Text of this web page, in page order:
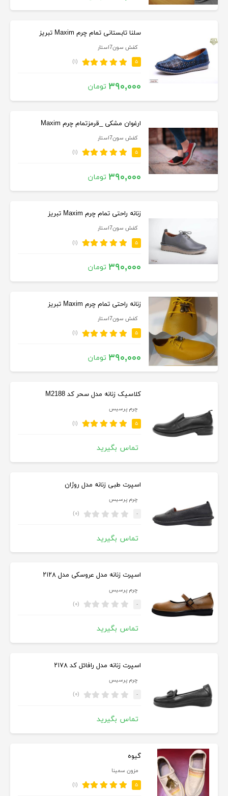
سلنا تابستانی تمام چرم Maxim تبریز
کفش سون7استار
۵ (۱)
۳۹۰,۰۰۰ تومان
ارغوان مشکی _قرمزتمام چرم Maxim
کفش سون7استار
۵ (۱)
۳۹۰,۰۰۰ تومان
زنانه راحتی تمام چرم Maxim تبریز
کفش سون7استار
۵ (۱)
۳۹۰,۰۰۰ تومان
زنانه راحتی تمام چرم Maxim تبریز
کفش سون7استار
۵ (۱)
۳۹۰,۰۰۰ تومان
کلاسیک زنانه مدل سحر کد M2188
چرم پرسیس
۵ (۱)
تماس بگیرید
اسپرت طبی زنانه مدل روژان
چرم پرسیس
- (۰)
تماس بگیرید
اسپرت زنانه مدل عروسکی مدل ۲۱۲۸
چرم پرسیس
- (۰)
تماس بگیرید
اسپرت زنانه مدل رافائل کد ۲۱۷۸
چرم پرسیس
- (۰)
تماس بگیرید
گيوه
مزون سمينا
۵ (۱)